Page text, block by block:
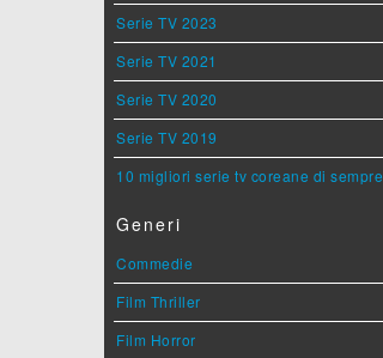
Serie TV 2023
Serie TV 2021
Serie TV 2020
Serie TV 2019
10 migliori serie tv coreane di sempre
Generi
Commedie
Film Thriller
Film Horror